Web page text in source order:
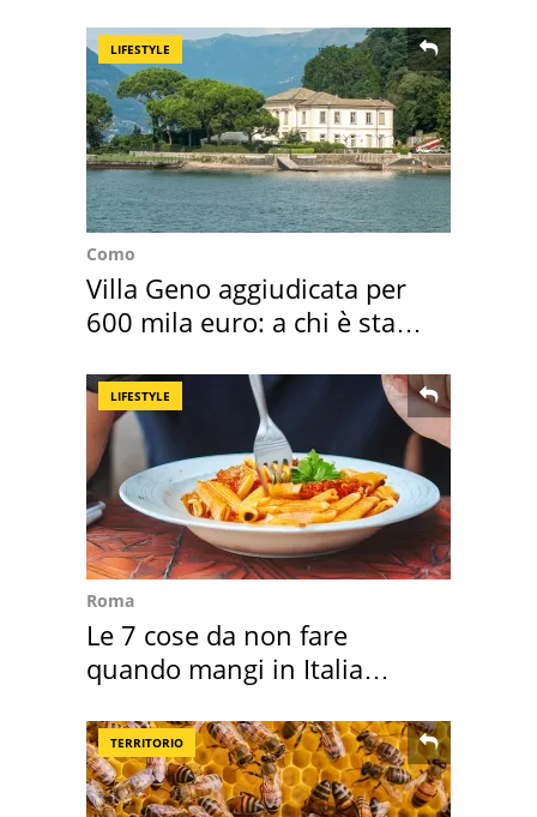
LIFESTYLE
Como
Villa Geno aggiudicata per
600 mila euro: a chi è stata
LIFESTYLE
Roma
Le 7 cose da non fare
quando mangi in Italia
TERRITORIO